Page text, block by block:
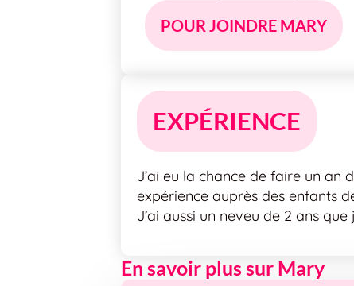
POUR JOINDRE MARY
EXPÉRIENCE
J’ai eu la chance de faire un an
expérience auprès des enfants
J’ai aussi un neveu de 2 ans
En savoir plus sur Mary